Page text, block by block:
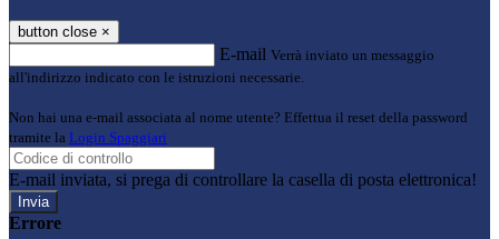
button close ×
E-mail Verrà inviato un messaggio
all'indirizzo indicato con le istruzioni necessarie.
Non hai una e-mail associata al nome utente? Effettua il reset della password
tramite la Login Spaggiari
E-mail inviata, si prega di controllare la casella di posta elettronica!
Errore